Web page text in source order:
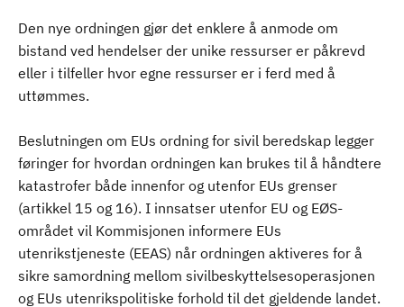
Den nye ordningen gjør det enklere å anmode om
bistand ved hendelser der unike ressurser er påkrevd
eller i tilfeller hvor egne ressurser er i ferd med å
uttømmes.
Beslutningen om EUs ordning for sivil beredskap legger
føringer for hvordan ordningen kan brukes til å håndtere
katastrofer både innenfor og utenfor EUs grenser
(artikkel 15 og 16). I innsatser utenfor EU og EØS-
området vil Kommisjonen informere EUs
utenrikstjeneste (EEAS) når ordningen aktiveres for å
sikre samordning mellom sivilbeskyttelsesoperasjonen
og EUs utenrikspolitiske forhold til det gjeldende landet.